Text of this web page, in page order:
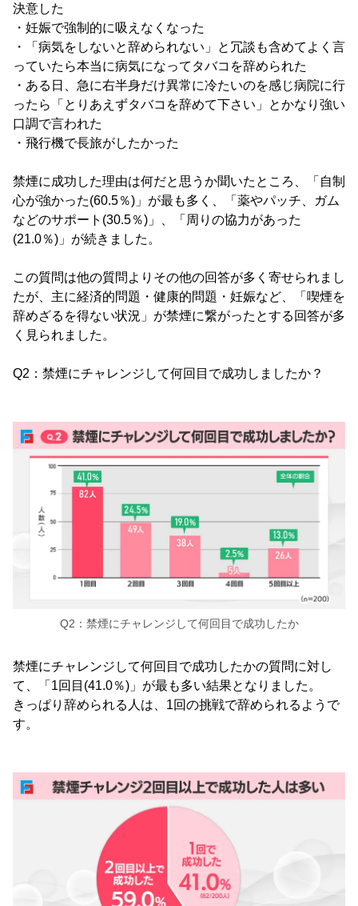
決意した
・妊娠で強制的に吸えなくなった
・「病気をしないと辞められない」と冗談も含めてよく言
っていたら本当に病気になってタバコを辞められた
・ある日、急に右半身だけ異常に冷たいのを感じ病院に行
ったら「とりあえずタバコを辞めて下さい」とかなり強い
口調で言われた
・飛行機で長旅がしたかった
禁煙に成功した理由は何だと思うか聞いたところ、「自制
心が強かった(60.5％)」が最も多く、「薬やパッチ、ガム
などのサポート(30.5％)」、「周りの協力があった
(21.0％)」が続きました。
この質問は他の質問よりその他の回答が多く寄せられまし
たが、主に経済的問題・健康的問題・妊娠など、「喫煙を
辞めざるを得ない状況」が禁煙に繋がったとする回答が多
く見られました。
Q2：禁煙にチャレンジして何回目で成功しましたか？
Q2：禁煙にチャレンジして何回目で成功したか
禁煙にチャレンジして何回目で成功したかの質問に対し
て、「1回目(41.0％)」が最も多い結果となりました。
きっぱり辞められる人は、1回の挑戦で辞められるようで
す。